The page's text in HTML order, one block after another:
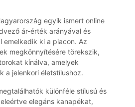
egyik ismert online
ár-érték arányával és
emelkedik ki a piacon. Az
megkönnyítésére törekszik,
kínálva, amelyek
a jelenkori életstílushoz.
különféle stílusú és
elegáns kanapékat,